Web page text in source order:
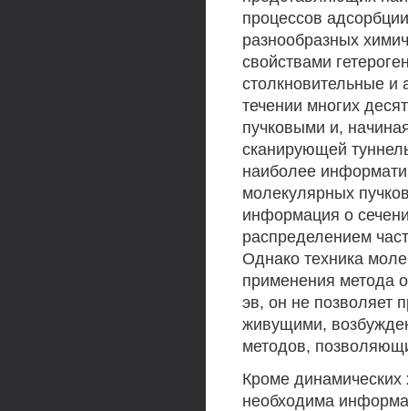
процессов
разнообразных
свойствами
столкновительные и
течении многих
пучковыми и,
сканирующей
наиболее
молекулярных
информация о
распределением
Однако техника
применения метода
эв, он не позволяет
живущими,
методов,
Кроме динамических
необходима